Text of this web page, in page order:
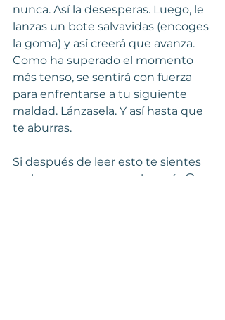
nunca. Así la desesperas. Luego, le
lanzas un bote salvavidas (encoges
la goma) y así creerá que avanza.
Como ha superado el momento
más tenso, se sentirá con fuerza
para enfrentarse a tu siguiente
maldad. Lánzasela. Y así hasta que
te aburras.
Si después de leer esto te sientes
mala persona, no es culpa mía 😉